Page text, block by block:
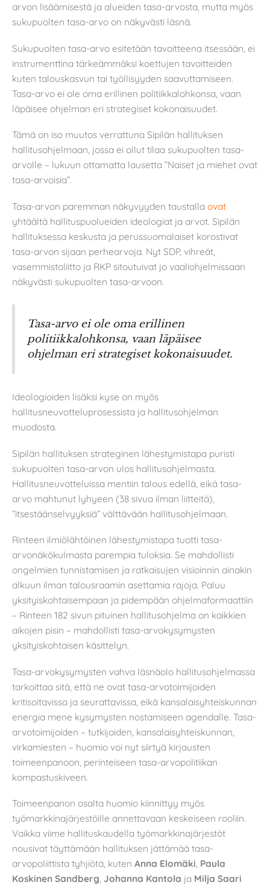
arvon lisäämisestä ja alueiden tasa-arvosta, mutta myös
sukupuolten tasa-arvo on näkyvästi läsnä.
Sukupuolten tasa-arvo esitetään tavoitteena itsessään, ei
instrumenttina tärkeämmäksi koettujen tavoitteiden
kuten talouskasvun tai työllisyyden saavuttamiseen.
Tasa-arvo ei ole oma erillinen politiikkalohkonsa, vaan
läpäisee ohjelman eri strategiset kokonaisuudet.
Tämä on iso muutos verrattuna Sipilän hallituksen
hallitusohjelmaan, jossa ei ollut tilaa sukupuolten tasa-
arvolle – lukuun ottamatta lausetta ”Naiset ja miehet ovat
tasa-arvoisia”.
Tasa-arvon paremman näkyvyyden taustalla ovat
yhtäältä hallituspuolueiden ideologiat ja arvot. Sipilän
hallituksessa keskusta ja perussuomalaiset korostivat
tasa-arvon sijaan perhearvoja. Nyt SDP, vihreät,
vasemmistoliitto ja RKP sitoutuivat jo vaaliohjelmissaan
näkyvästi sukupuolten tasa-arvoon.
Tasa-arvo ei ole oma erillinen
politiikkalohkonsa, vaan läpäisee
ohjelman eri strategiset kokonaisuudet.
Ideologioiden lisäksi kyse on myös
hallitusneuvotteluprosessista ja hallitusohjelman
muodosta.
Sipilän hallituksen strateginen lähestymistapa puristi
sukupuolten tasa-arvon ulos hallitusohjelmasta.
Hallitusneuvotteluissa mentiin talous edellä, eikä tasa-
arvo mahtunut lyhyeen (38 sivua ilman liitteitä),
”itsestäänselvyyksiä” välttävään hallitusohjelmaan.
Rinteen ilmiölähtöinen lähestymistapa tuotti tasa-
arvonäkökulmasta parempia tuloksia. Se mahdollisti
ongelmien tunnistamisen ja ratkaisujen visioinnin ainakin
alkuun ilman talousraamin asettamia rajoja. Paluu
yksityiskohtaisempaan ja pidempään ohjelmaformaattiin
– Rinteen 182 sivun pituinen hallitusohjelma on kaikkien
aikojen pisin – mahdollisti tasa-arvokysymysten
yksityiskohtaisen käsittelyn.
Tasa-arvokysymysten vahva läsnäolo hallitusohjelmassa
tarkoittaa sitä, että ne ovat tasa-arvotoimijoiden
kritisoitavissa ja seurattavissa, eikä kansalaisyhteiskunnan
energia mene kysymysten nostamiseen agendalle. Tasa-
arvotoimijoiden – tutkijoiden, kansalaisyhteiskunnan,
virkamiesten – huomio voi nyt siirtyä kirjausten
toimeenpanoon, perinteiseen tasa-arvopolitiikan
kompastuskiveen.
Toimeenpanon osalta huomio kiinnittyy myös
työmarkkinajärjestöille annettavaan keskeiseen rooliin.
Vaikka viime hallituskaudella työmarkkinajärjestöt
nousivat täyttämään hallituksen jättämää tasa-
arvopoliittista tyhjiötä, kuten Anna Elomäki, Paula
Koskinen Sandberg, Johanna Kantola ja Milja Saari